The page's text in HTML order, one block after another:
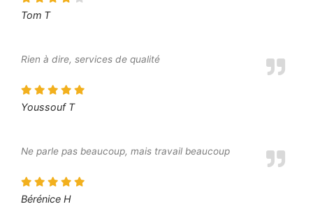
Tom T
Rien à dire, services de qualité
Youssouf T
Ne parle pas beaucoup, mais travail beaucoup
Bérénice H